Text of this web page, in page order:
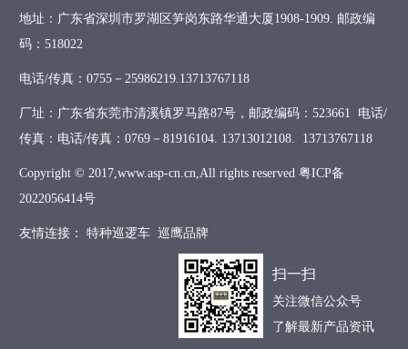
地址：广东省深圳市罗湖区笋岗东路华通大厦1908-1909. 邮政编
码：518022
电话/传真：0755－25986219.13713767118
厂址：广东省东莞市清溪镇罗马路87号，邮政编码：523661 电话/
传真：电话/传真：0769－81916104. 13713012108. 13713767118
Copyright © 2017,www.asp-cn.cn,All rights reserved 粤ICP备
2022056414号
友情连接： 特种巡逻车 巡鹰品牌
扫一扫
关注微信公众号
了解最新产品资讯